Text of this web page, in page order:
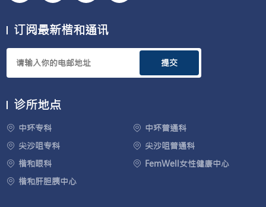
订阅最新楷和通讯
提交
诊所地点
中环专科
中环普通科
尖沙咀专科
尖沙咀普通科
楷和眼科
FemWell女性健康中心
楷和肝胆胰中心